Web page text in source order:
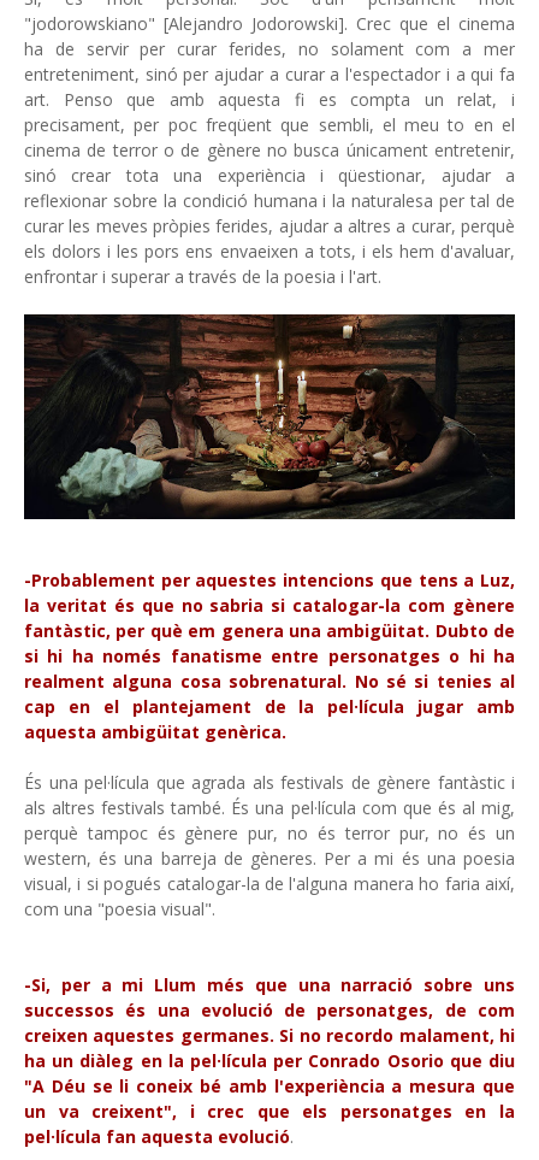
"jodorowskiano" [Alejandro Jodorowski]. Crec que el cinema
ha de servir per curar ferides, no solament com a mer
entreteniment, sinó per ajudar a curar a l'espectador i a qui fa
art. Penso que amb aquesta fi es compta un relat, i
precisament, per poc freqüent que sembli, el meu to en el
cinema de terror o de gènere no busca únicament entretenir,
sinó crear tota una experiència i qüestionar, ajudar a
reflexionar sobre la condició humana i la naturalesa per tal de
curar les meves pròpies ferides, ajudar a altres a curar, perquè
els dolors i les pors ens envaeixen a tots, i els hem d'avaluar,
enfrontar i superar a través de la poesia i l'art.
-Probablement per aquestes intencions que tens a Luz,
la veritat és que no sabria si catalogar-la com gènere
fantàstic, per què em genera una ambigüitat. Dubto de
si hi ha només fanatisme entre personatges o hi ha
realment alguna cosa sobrenatural. No sé si tenies al
cap en el plantejament de la pel·lícula jugar amb
aquesta ambigüitat genèrica.
És una pel·lícula que agrada als festivals de gènere fantàstic i
als altres festivals també. És una pel·lícula com que és al mig,
perquè tampoc és gènere pur, no és terror pur, no és un
western, és una barreja de gèneres. Per a mi és una poesia
visual, i si pogués catalogar-la de l'alguna manera ho faria així,
com una "poesia visual".
-Si, per a mi Llum més que una narració sobre uns
successos és una evolució de personatges, de com
creixen aquestes germanes. Si no recordo malament, hi
ha un diàleg en la pel·lícula per Conrado Osorio que diu
"A Déu se li coneix bé amb l'experiència a mesura que
un va creixent", i crec que els personatges en la
pel·lícula fan aquesta evolució.